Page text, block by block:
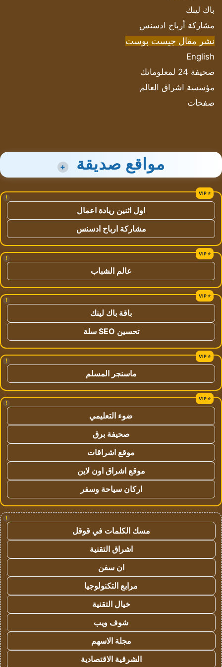
باك لينك
مشاركة أرباح ادسنس
نشر مقال جيست بوست
English
صحيفة 24 لمعلوماتك
مؤسسة اشراق العالم
صفحات
مواقع صديقة +
!
اول اثنين ريادة اعمال
مشاركة ارباح ادسنس
!
عالم الشباب
!
باقة باك لينك
تحسين SEO سلة
!
ماسنجر المسلم
!
ضوء التعليمي
صحيفة برق
موقع اشراقات
موقع اشراق اون لاين
اركان سياحة وسفر
!
مسك الكلمات في قوقل
اشراق التقنية
ان سفن
مرابع التكنولوجيا
خيال التقنية
شوف ويب
مجلة الاسهم
الشرقية الاقتصادية